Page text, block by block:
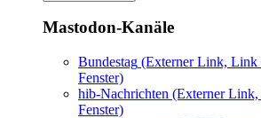
Mastodon-Kanäle
Bundestag (Externer Link, Link
Fenster)
hib-Nachrichten (Externer
Fenster)